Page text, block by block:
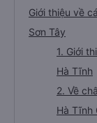
Giới thiệu về
Sơn Tây
1. Giới
Hà Tĩnh
2. Về
Hà Tĩnh